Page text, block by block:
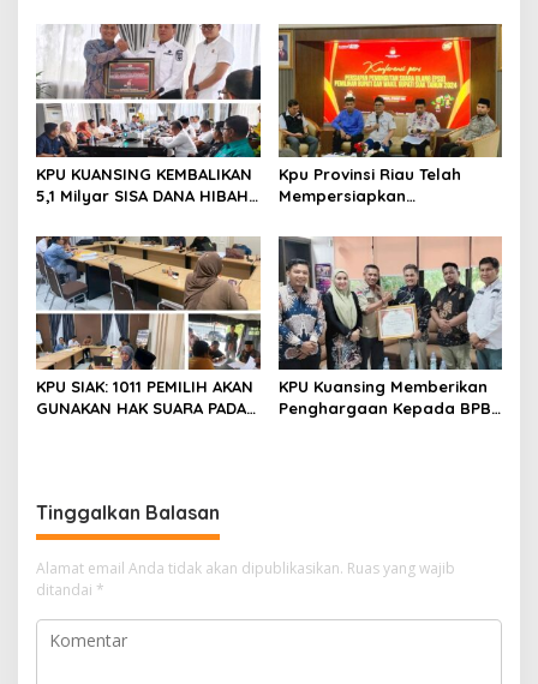
VII, Kaji Ulang Sengketa
Pilkada Rokan Hilir 2024
dan Alokasi Kursi
KPU KUANSING KEMBALIKAN
5,1 Milyar SISA DANA HIBAH
Kpu Provinsi Riau Telah
Mempersiapkan
Pemilihan (PSU) Pemilihan
Bupati Dan Wakil Bupati
Siak Tahun 2024
KPU SIAK: 1011 PEMILIH AKAN
GUNAKAN HAK SUARA PADA
KPU Kuansing Memberikan
Penghargaan Kepada BPBD
Tinggalkan Balasan
Alamat email Anda tidak akan dipublikasikan. Ruas yang wajib
ditandai *